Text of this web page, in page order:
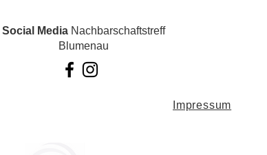
Social MediaNachbarschaftstreff
Blumenau
Impressum